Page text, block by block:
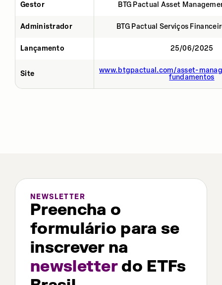
Gestor BTG Pactual Asset
Administrador BTG Pactual Serviços
Lançamento 25/06/2025
Site
www.btgpactual.com/asset-
fundamentos
NEWSLETTER
Preencha o
formulário para se
inscrever na
newsletterdo ETFs